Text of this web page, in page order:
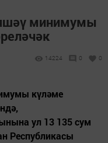
минимумы
14224 0 0
күләме
ул 13 135 сум
Республикасы